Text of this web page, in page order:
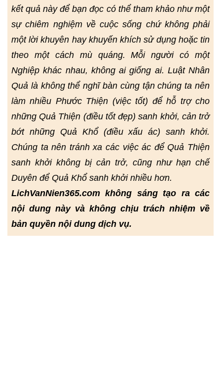
kết quả này để bạn đọc có thể tham khảo như một
sự chiêm nghiệm về cuộc sống chứ không phải
một lời khuyên hay khuyến khích sử dụng hoặc tin
theo một cách mù quáng. Mỗi người có một
Nghiệp khác nhau, không ai giống ai. Luật Nhân
Quả là không thể nghĩ bàn cùng tận chúng ta nên
làm nhiều Phước Thiện (việc tốt) để hỗ trợ cho
những Quả Thiện (điều tốt đẹp) sanh khởi, cản trở
bớt những Quả Khổ (điều xấu ác) sanh khởi.
Chúng ta nên tránh xa các việc ác để Quả Thiện
sanh khởi không bị cản trở, cũng như hạn chế
Duyên để Quả Khổ sanh khởi nhiều hơn.
LichVanNien365.com không sáng tạo ra các
nội dung này và không chịu trách nhiệm về
bản quyền nội dung dịch vụ.